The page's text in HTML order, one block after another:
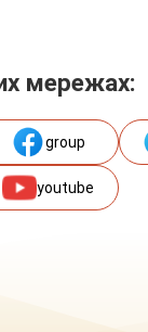
мережах:
group
youtube